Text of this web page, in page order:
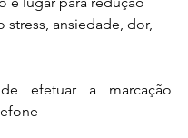
stress, ansiedade, dor,
efetuar a marcação